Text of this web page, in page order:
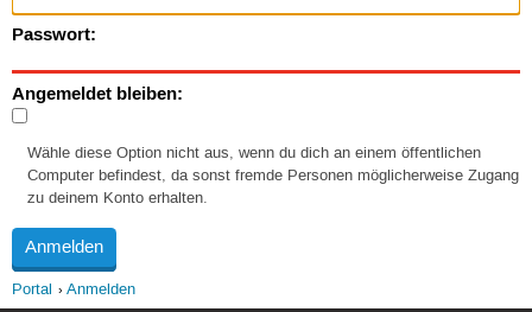
Passwort:
Angemeldet bleiben:
Wähle diese Option nicht aus, wenn du dich an einem öffentlichen
Computer befindest, da sonst fremde Personen möglicherweise Zugang
zu deinem Konto erhalten.
Portal Anmelden